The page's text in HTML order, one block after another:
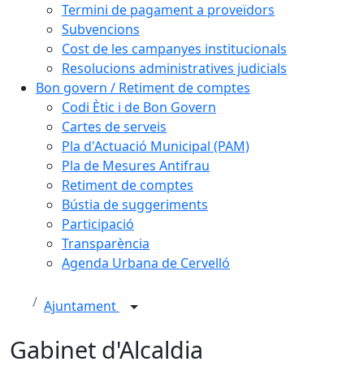
Termini de pagament a proveïdors
Subvencions
Cost de les campanyes institucionals
Resolucions administratives judicials
Bon govern / Retiment de comptes
Codi Ètic i de Bon Govern
Cartes de serveis
Pla d'Actuació Municipal (PAM)
Pla de Mesures Antifrau
Retiment de comptes
Bústia de suggeriments
Participació
Transparència
Agenda Urbana de Cervelló
Ajuntament
Gabinet d'Alcaldia